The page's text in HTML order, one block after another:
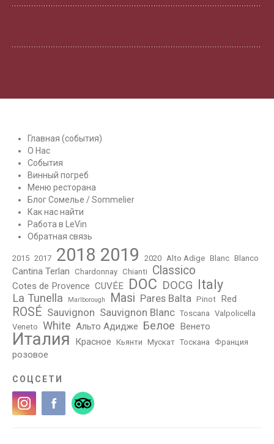
Главная (события)
О Нас
События
Винный погреб
Меню ресторана
Блог Сомелье / Sommelier
Как нас найти
Работа в LeVin
Обратная связь
2015 2017 2018 2019 2020 Alto Adige Blanc Blanco
Cantina Terlan Chardonnay Chianti Classico
Cotes de Provence CUVÉE DOC DOCG Italy
La Tunella Marlborough Masi Pares Balta Pinot Red
ROSÉ Sauvignon Sauvignon Blanc Toscana Valpolicella
Veneto White Альто Адидже Белое Венето
Италия Красное Кьянти Мускат Тоскана Франция
розовое
СОЦСЕТИ